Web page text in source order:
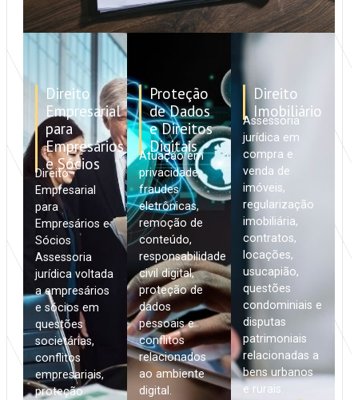
Direito
Empresarial
para
Empresários
e Sócios
Direito
Empresarial
para
Empresários e
Sócios
Assessoria
jurídica voltada
a empresários
e sócios em
questões
societárias,
conflitos
empresariais,
proteção
Proteção
de Dados
e Direitos
Digitais
Atuação em
privacidade,
fraudes
eletrônicas,
remoção de
conteúdo,
responsabilidade
civil digital,
proteção de
dados
pessoais e
conflitos
relacionados
ao ambiente
digital.
Direito
Imobiliário
Assessoria
jurídica em
compra e
venda de
imóveis,
regularização
imobiliária,
contratos,
locações,
usucapião,
questões
condominiais e
disputas
patrimoniais
relacionadas a
bens urbanos
e rurais.